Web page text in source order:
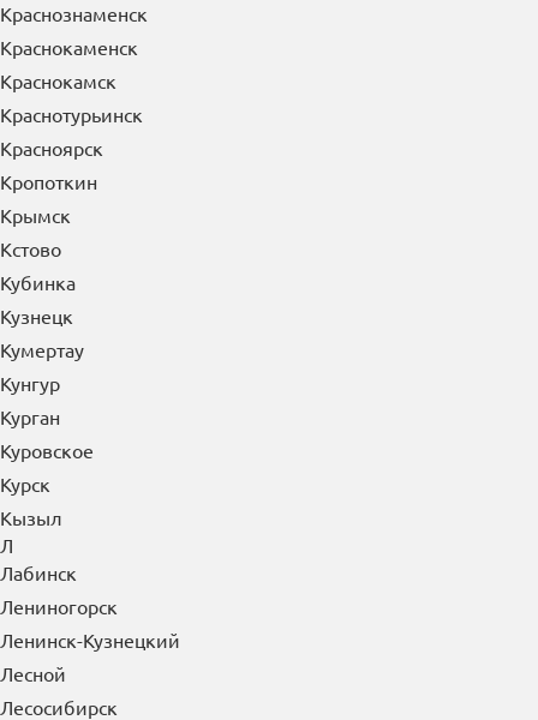
Краснознаменск
Краснокаменск
Краснокамск
Краснотурьинск
Красноярск
Кропоткин
Крымск
Кстово
Кубинка
Кузнецк
Кумертау
Кунгур
Курган
Куровское
Курск
Кызыл
Л
Лабинск
Лениногорск
Ленинск-Кузнецкий
Лесной
Лесосибирск